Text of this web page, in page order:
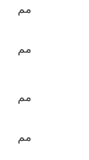
مم
مم
مم
مم